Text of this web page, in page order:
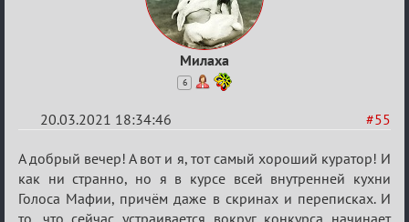
Милаха
6
#55
20.03.2021 18:34:46
Re:
ГОЛОС
МАФИИ
А добрый вечер! А вот и я, тот самый хороший куратор! И
как ни странно, но я в курсе всей внутренней кухни
Голоса Мафии, причём даже в скринах и переписках. И
то, что сейчас устраивается вокруг конкурса начинает